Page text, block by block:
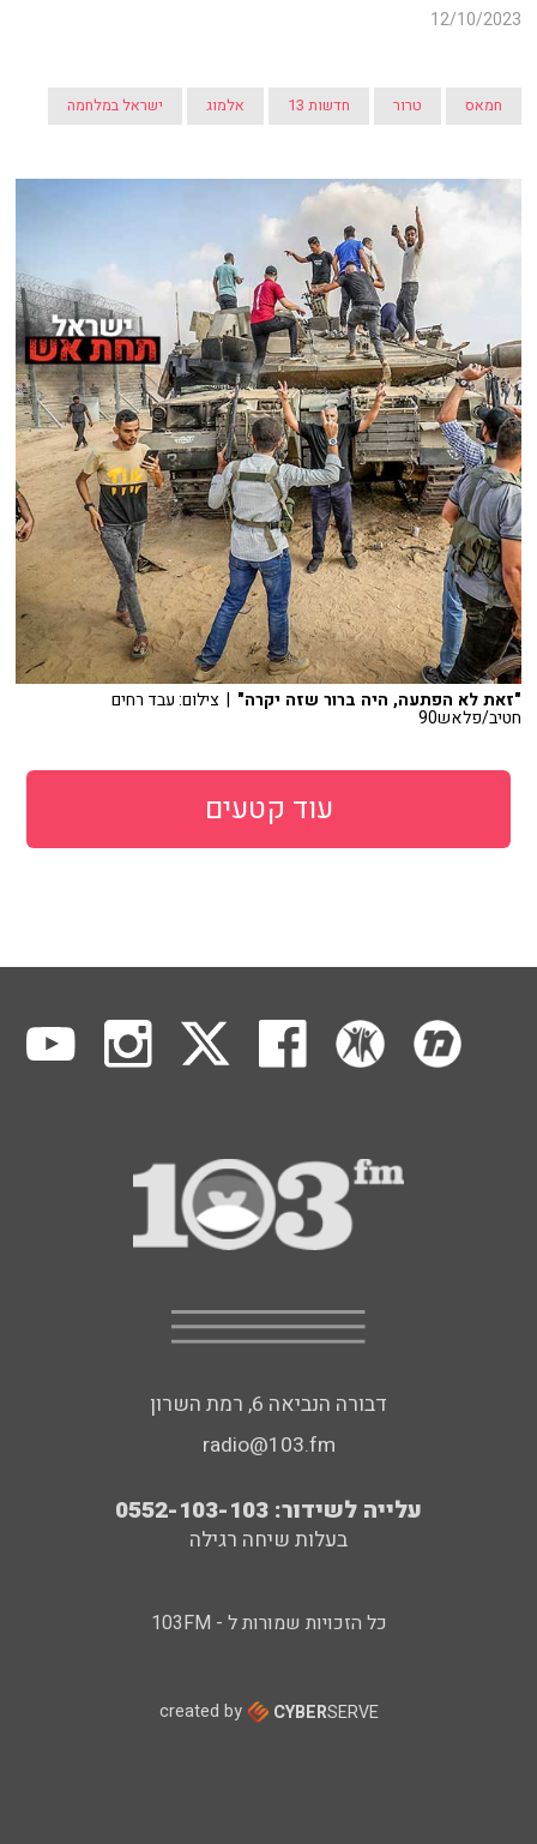
12/10/2023
חמאס טרור חדשות 13 אלמוג ישראל במלחמה
"זאת לא הפתעה, היה ברור שזה יקרה" | צילום: עבד רחים
חטיב/פלאש90
עוד קטעים
דבורה הנביאה 6, רמת השרון
radio@103.fm
עלייה לשידור: 0552-103-103
בעלות שיחה רגילה
כל הזכויות שמורות ל - 103FM
created by CYBERSERVE